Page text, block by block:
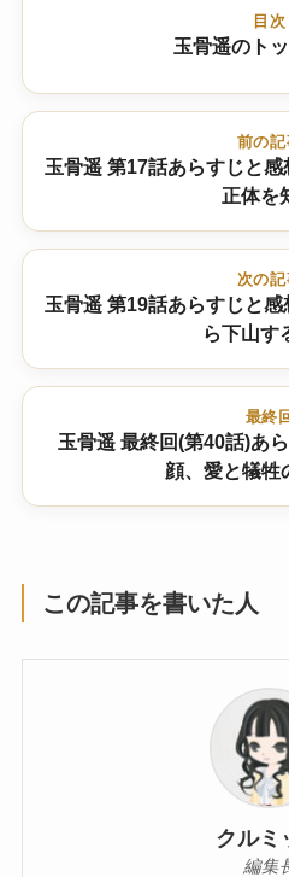
目次
玉骨遥のト
前の記
玉骨遥 第17話あらすじと
正体を
次の
玉骨遥 第19話あらすじと
ら下山す
最終
玉骨遥 最終回(第40話)あ
顔、愛と犠牲
この記事を書いた人
クルミ
編集